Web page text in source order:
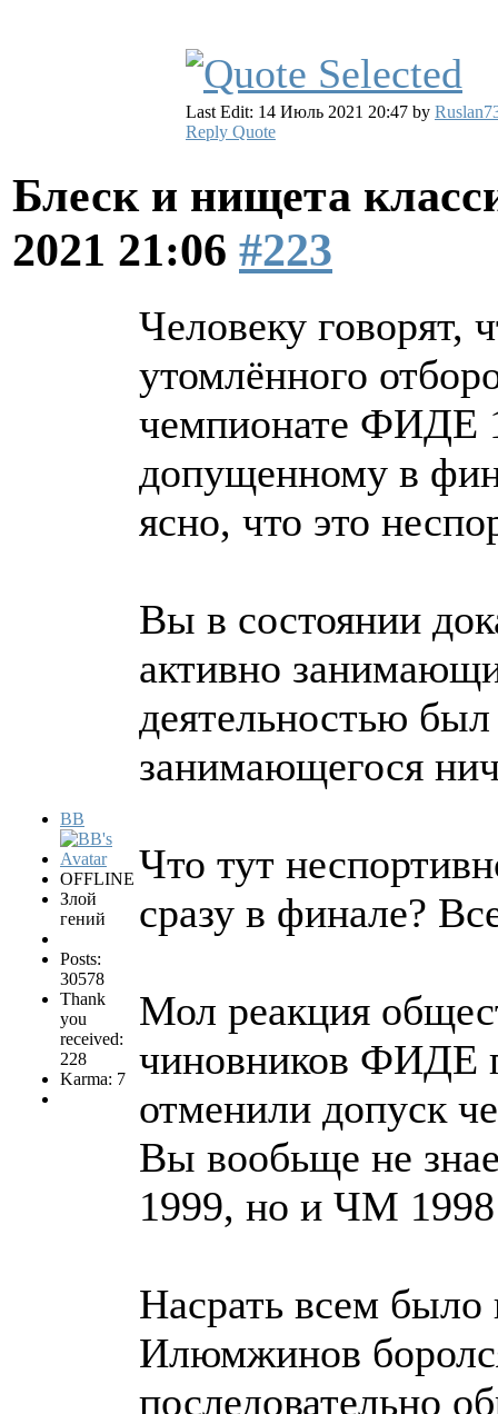
Last Edit: 14 Июль 2021 20:47 by
Reply Quote
Блеск и нищета
2021 21:06 #223
BB
OFFLINE
Злой
гений
Posts:
30578
Thank
you
received:
228
Karma: 7
Человеку говорят,
утомлённого
чемпионате ФИДЕ
допущенному в
ясно, что это
Вы в состоянии
активно
деятельностью
занимающегося
Что тут
сразу в финале?
Мол реакция
чиновников ФИДЕ
отменили допуск
Вы вообьще не
1999, но и ЧМ
Насрать всем было
Илюмжинов
последовательно